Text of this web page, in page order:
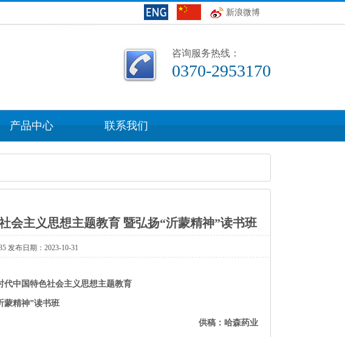
新浪微博
咨询服务热线：
0370-2953170
产品中心 联系我们
会主义思想主题教育暨弘扬“沂蒙精神”读书班
发布日期：2023-10-31
代中国特色社会主义思想主题教育
蒙精神”读书班
供稿：哈森药业